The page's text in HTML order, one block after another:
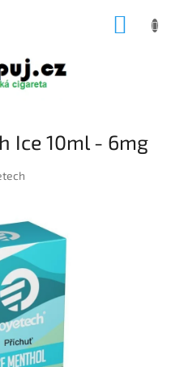
Ice 10ml - 6mg